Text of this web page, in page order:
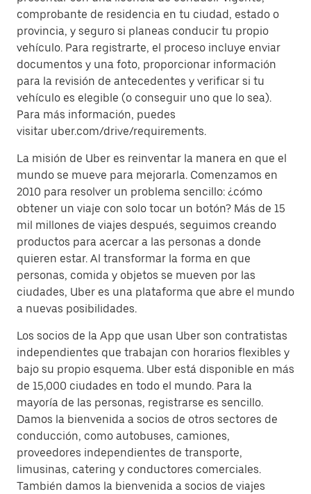
comprobante de residencia en tu ciudad, estado o
provincia, y seguro si planeas conducir tu propio
vehículo. Para registrarte, el proceso incluye enviar
documentos y una foto, proporcionar información
para la revisión de antecedentes y verificar si tu
vehículo es elegible (o conseguir uno que lo sea).
Para más información, puedes
visitar uber.com/drive/requirements.
La misión de Uber es reinventar la manera en que el
mundo se mueve para mejorarla. Comenzamos en
2010 para resolver un problema sencillo: ¿cómo
obtener un viaje con solo tocar un botón? Más de 15
mil millones de viajes después, seguimos creando
productos para acercar a las personas a donde
quieren estar. Al transformar la forma en que
personas, comida y objetos se mueven por las
ciudades, Uber es una plataforma que abre el mundo
a nuevas posibilidades.
Los socios de la App que usan Uber son contratistas
independientes que trabajan con horarios flexibles y
bajo su propio esquema. Uber está disponible en más
de 15,000 ciudades en todo el mundo. Para la
mayoría de las personas, registrarse es sencillo.
Damos la bienvenida a socios de otros sectores de
conducción, como autobuses, camiones,
proveedores independientes de transporte,
limusinas, catering y conductores comerciales.
También damos la bienvenida a socios de viajes